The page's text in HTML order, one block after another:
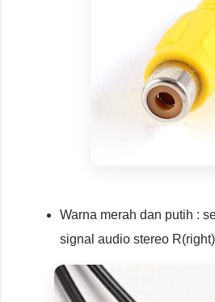
Warna merah dan putih :
signal audio stereo